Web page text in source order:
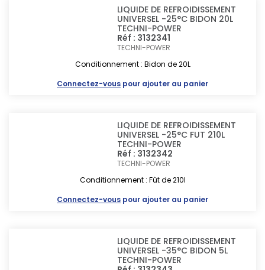
LIQUIDE DE REFROIDISSEMENT
UNIVERSEL -25°C BIDON 20L
TECHNI-POWER
Réf : 3132341
TECHNI-POWER
Conditionnement : Bidon de 20L
Connectez-vous pour ajouter au panier
LIQUIDE DE REFROIDISSEMENT
UNIVERSEL -25°C FUT 210L
TECHNI-POWER
Réf : 3132342
TECHNI-POWER
Conditionnement : Fût de 210l
Connectez-vous pour ajouter au panier
LIQUIDE DE REFROIDISSEMENT
UNIVERSEL -35°C BIDON 5L
TECHNI-POWER